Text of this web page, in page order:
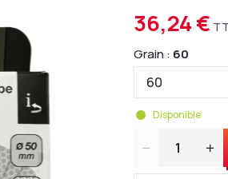
36,24 €
Grain : 60
Disponible
Quantité